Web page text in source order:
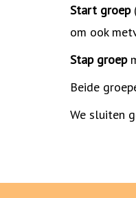
Start groep
om ook
Stap groep
Beide
We sluiten